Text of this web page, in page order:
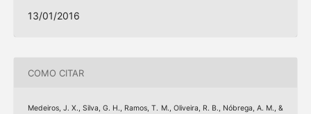
13/01/2016
COMO CITAR
Medeiros, J. X., Silva, G. H., Ramos, T. M., Oliveira, R. B., Nóbrega, A. M., &